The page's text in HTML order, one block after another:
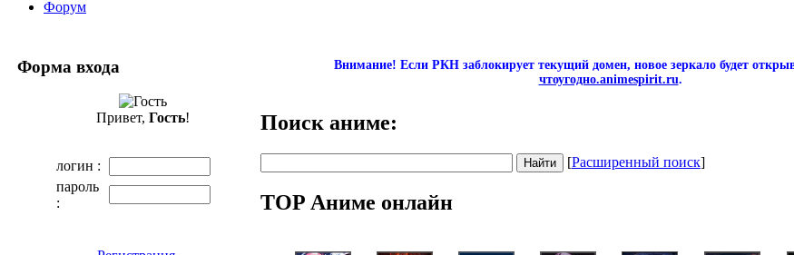
Форум
Форма входа
Привет, Гость!
логин :
пароль
:
Внимание! Если РКН заблокирует текущий домен, новое зеркало будет
чтоугодно.animespirit.ru.
Поиск аниме:
[Расширенный поиск]
TOP Аниме онлайн